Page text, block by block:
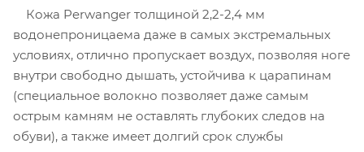
Кожа Perwanger толщиной 2,2-2,4 мм
водонепроницаема даже в самых экстремальных
условиях, отлично пропускает воздух, позволяя ноге
внутри свободно дышать, устойчива к царапинам
(специальное волокно позволяет даже самым
острым камням не оставлять глубоких следов на
обуви), а также имеет долгий срок службы